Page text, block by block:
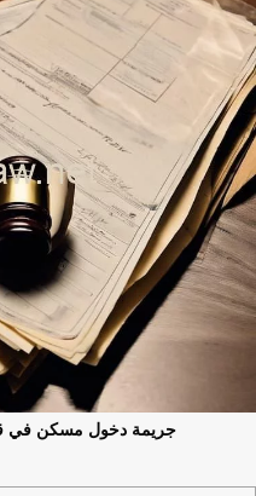
جريمة دخول مسكن في